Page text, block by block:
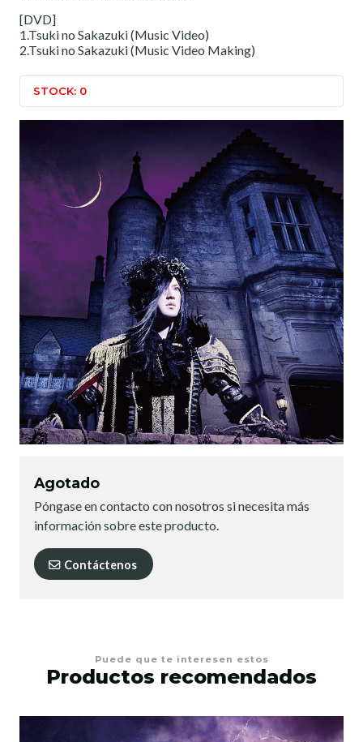
[DVD]
1.Tsuki no Sakazuki (Music Video)
2.Tsuki no Sakazuki (Music Video Making)
STOCK: 0
Agotado
Póngase en contacto con nosotros si necesita más
información sobre este producto.
Contáctenos
Puede que te interesen estos
Productos recomendados